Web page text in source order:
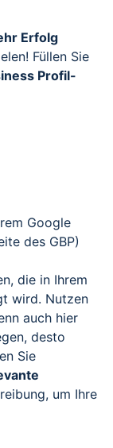
Erfolg
Füllen Sie
Profil-
Google
des GBP)
die in Ihrem
wird. Nutzen
auch hier
desto
Sie
um Ihre